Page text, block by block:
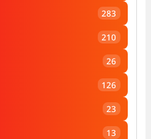
283
210
26
126
23
13